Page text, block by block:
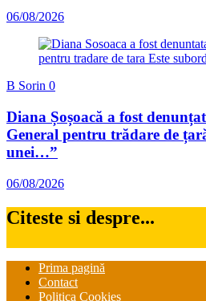
06/08/2026
B Sorin 0
Diana Șoșoacă a fost
General pentru trădare de
unei…”
06/08/2026
Citeste si despre...
Prima pagină
Contact
Politica Cookies